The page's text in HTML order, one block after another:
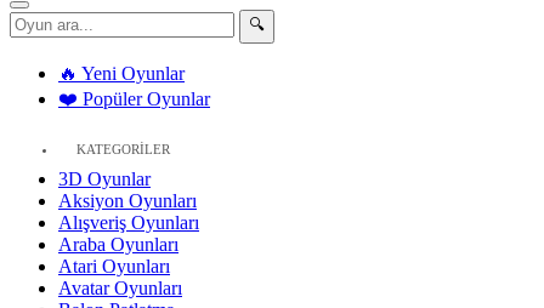
🔍
🔥 Yeni Oyunlar
❤️ Popüler Oyunlar
KATEGORİLER
3D Oyunlar
Aksiyon Oyunları
Alışveriş Oyunları
Araba Oyunları
Atari Oyunları
Avatar Oyunları